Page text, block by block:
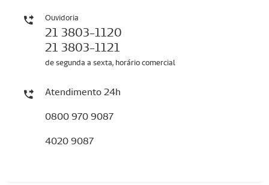
Ouvidoria
21 3803-1120
21 3803-1121
de segunda a sexta, horário comercial
Atendimento 24h
0800 970 9087
4020 9087